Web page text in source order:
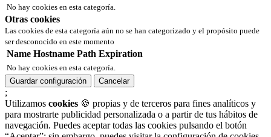
No hay cookies en esta categoría.
Otras cookies
Las cookies de esta categoría aún no se han categorizado y el propósito puede
ser desconocido en este momento
Name Hostname Path Expiration
No hay cookies en esta categoría.
Guardar configuración
Cancelar
;
Utilizamos cookies 🍪 propias y de terceros para fines analíticos y
para mostrarte publicidad personalizada o a partir de tus hábitos de
navegación. Puedes aceptar todas las cookies pulsando el botón